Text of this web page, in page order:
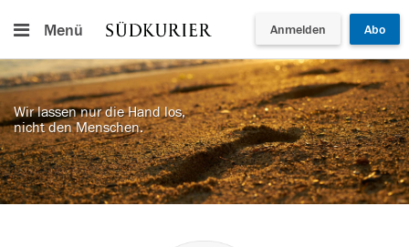
Menü Anmelden Abo
Wir lassen nur die Hand los,
nicht den Menschen.